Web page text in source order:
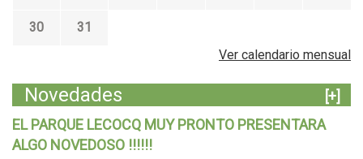
30
31
Ver calendario mensual
Novedades
[+]
EL PARQUE LECOCQ MUY PRONTO PRESENTARA
ALGO NOVEDOSO !!!!!!